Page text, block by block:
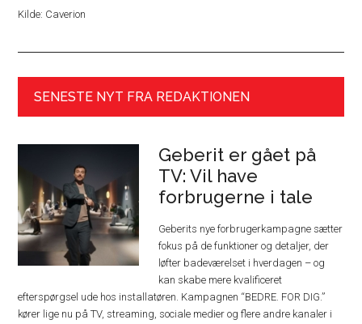
Kilde: Caverion
SENESTE NYT FRA REDAKTIONEN
Geberit er gået på
TV: Vil have
forbrugerne i tale
Geberits nye forbrugerkampagne sætter
fokus på de funktioner og detaljer, der
løfter badeværelset i hverdagen – og
kan skabe mere kvalificeret
efterspørgsel ude hos installatøren. Kampagnen “BEDRE. FOR DIG.”
kører lige nu på TV, streaming, sociale medier og flere andre kanaler i